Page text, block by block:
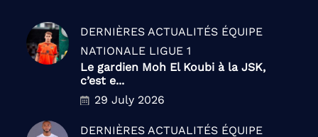
DERNIÈRES ACTUALITÉS ÉQUIPE
NATIONALE LIGUE 1
Le gardien Moh El Koubi à la JSK,
c’est e...
29 July 2026
DERNIÈRES ACTUALITÉS ÉQUIPE